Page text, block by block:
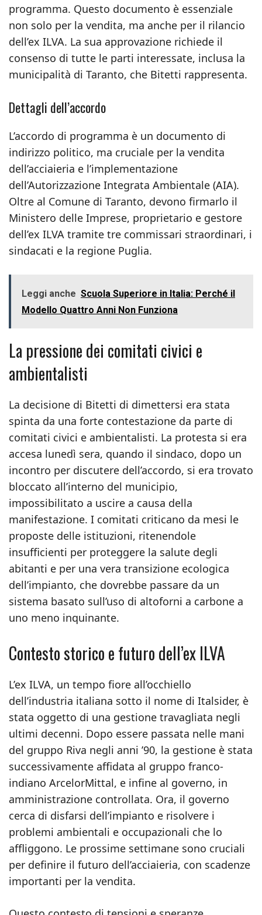
programma. Questo documento è essenziale
non solo per la vendita, ma anche per il rilancio
dell’ex ILVA. La sua approvazione richiede il
consenso di tutte le parti interessate, inclusa la
municipalità di Taranto, che Bitetti rappresenta.
Dettagli dell’accordo
L’accordo di programma è un documento di
indirizzo politico, ma cruciale per la vendita
dell’acciaieria e l’implementazione
dell’Autorizzazione Integrata Ambientale (AIA).
Oltre al Comune di Taranto, devono firmarlo il
Ministero delle Imprese, proprietario e gestore
dell’ex ILVA tramite tre commissari straordinari, i
sindacati e la regione Puglia.
Leggi anche Scuola Superiore in Italia: Perché il
Modello Quattro Anni Non Funziona
La pressione dei comitati civici e
ambientalisti
La decisione di Bitetti di dimettersi era stata
spinta da una forte contestazione da parte di
comitati civici e ambientalisti. La protesta si era
accesa lunedì sera, quando il sindaco, dopo un
incontro per discutere dell’accordo, si era trovato
bloccato all’interno del municipio,
impossibilitato a uscire a causa della
manifestazione. I comitati criticano da mesi le
proposte delle istituzioni, ritenendole
insufficienti per proteggere la salute degli
abitanti e per una vera transizione ecologica
dell’impianto, che dovrebbe passare da un
sistema basato sull’uso di altoforni a carbone a
uno meno inquinante.
Contesto storico e futuro dell’ex ILVA
L’ex ILVA, un tempo fiore all’occhiello
dell’industria italiana sotto il nome di Italsider, è
stata oggetto di una gestione travagliata negli
ultimi decenni. Dopo essere passata nelle mani
del gruppo Riva negli anni ’90, la gestione è stata
successivamente affidata al gruppo franco-
indiano ArcelorMittal, e infine al governo, in
amministrazione controllata. Ora, il governo
cerca di disfarsi dell’impianto e risolvere i
problemi ambientali e occupazionali che lo
affliggono. Le prossime settimane sono cruciali
per definire il futuro dell’acciaieria, con scadenze
importanti per la vendita.